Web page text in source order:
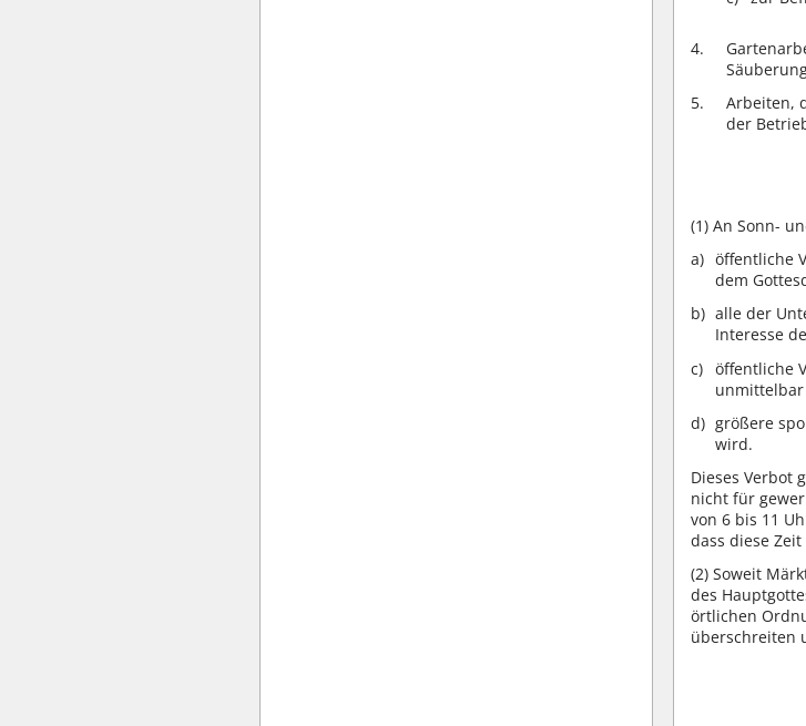
Arbeiten,
der
(1) An Sonn-
öffentliche
dem
alle der
Interesse
öffentliche
größere
wird.
Dieses Verbot
nicht für
von 6 bis 11
dass diese
(2) Soweit
des
örtlichen
überschreiten